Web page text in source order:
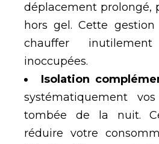
déplacement prolongé,
hors gel. Cette gestion
chauffer
inoccupées.
Isolation complé
systématiquement
tombée de la nuit.
réduire votre